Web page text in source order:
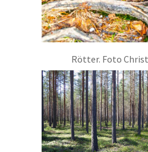
Rötter. Foto